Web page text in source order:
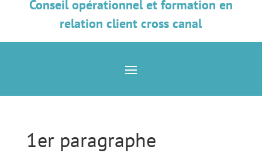
Conseil opérationnel et formation en
relation client cross canal
1er paragraphe